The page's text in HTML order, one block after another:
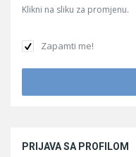
Klikni na sliku za promjenu.
Zapamti me!
PRIJAVA SA PROFILOM